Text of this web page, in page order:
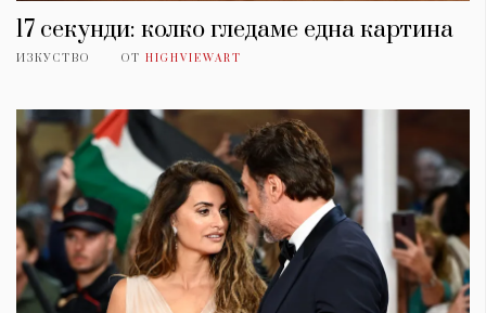
17 секунди: колко гледаме една картина
ИЗКУСТВО ОТ HIGHVIEWART